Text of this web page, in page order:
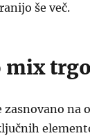
še več.
mix
na